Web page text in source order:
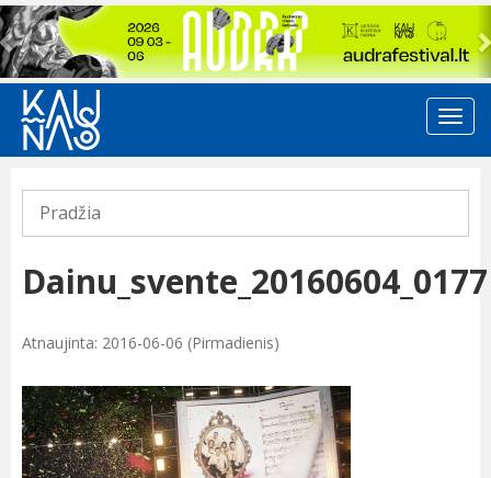
Previous
Pradžia
Dainu_svente_20160604_0177
Atnaujinta: 2016-06-06 (Pirmadienis)